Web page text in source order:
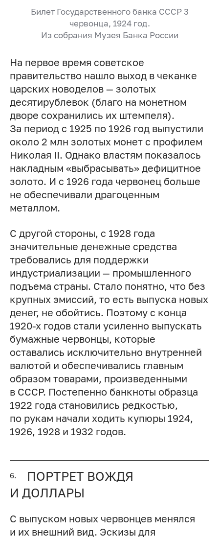
Билет Государственного банка СССР 3
червонца, 1924 год.
Из собрания Музея Банка России
На первое время советское
правительство нашло выход в чеканке
царских новоделов — золотых
десятирублевок (благо на монетном
дворе сохранились их штемпеля).
За период с 1925 по 1926 год выпустили
около 2 млн золотых монет с профилем
Николая II. Однако властям показалось
накладным «выбрасывать» дефицитное
золото. И с 1926 года червонец больше
не обеспечивали драгоценным
металлом.
С другой стороны, с 1928 года
значительные денежные средства
требовались для поддержки
индустриализации — промышленного
подъема страны. Стало понятно, что без
крупных эмиссий, то есть выпуска новых
денег, не обойтись. Поэтому с конца
1920-х годов стали усиленно выпускать
бумажные червонцы, которые
оставались исключительно внутренней
валютой и обеспечивались главным
образом товарами, произведенными
в СССР. Постепенно банкноты образца
1922 года становились редкостью,
по рукам начали ходить купюры 1924,
1926, 1928 и 1932 годов.
6.
ПОРТРЕТ ВОЖДЯ
И ДОЛЛАРЫ
С выпуском новых червонцев менялся
и их внешний вид. Эскизы для